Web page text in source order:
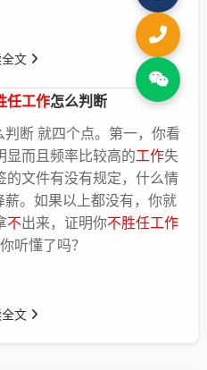
文
任工作怎么判断
判断 就四个点。第一，你看
显而且频率比较高的工作失
的文件有没有规定，什么情
。如果以上都没有，你就
不出来，证明你不胜任工作
听懂了吗？
文